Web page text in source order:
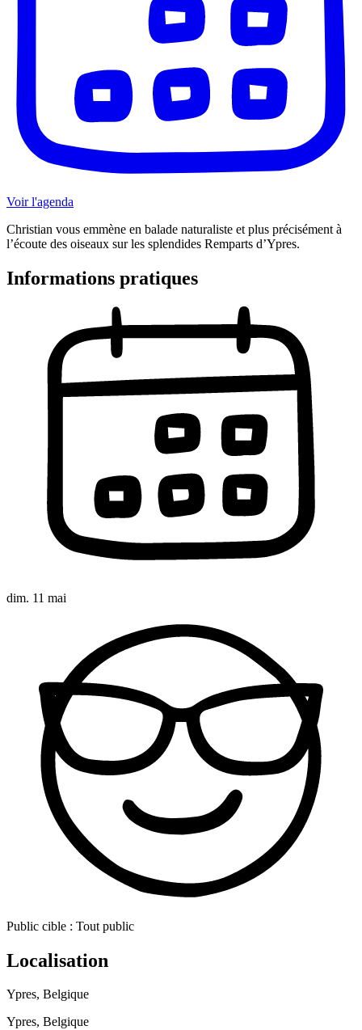
Voir l'agenda
Christian vous emmène en balade naturaliste et plus précisément à
l’écoute des oiseaux sur les splendides Remparts d’Ypres.
Informations pratiques
dim. 11 mai
Public cible : Tout public
Localisation
Ypres, Belgique
Ypres, Belgique